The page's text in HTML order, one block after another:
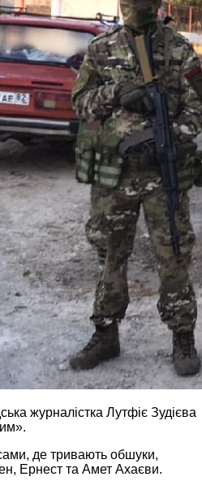
журналістка Лутфіє Зудієва
де тривають обшуки,
Ернест та Амет Ахаєви.